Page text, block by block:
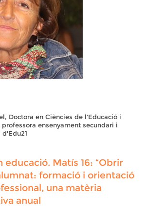
Doctora en Ciències de l'Educació i
ensenyament secundari i
educació. Matís 16: “Obrir
formació i orientació
una matèria
anual